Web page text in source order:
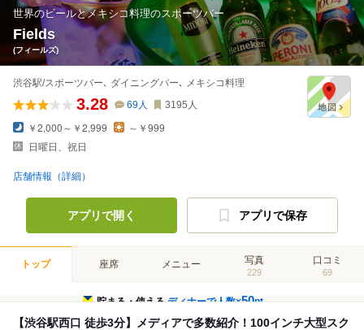
世界のビールとメキシコ料理のスポーツバー
Fields
(フィールズ)
渋谷駅/スポーツバー､ ダイニングバー､ メキシコ料理
3.28 69人 3195 人
￥2,000～￥2,999
～￥999
日曜日、祝日
店舗情報（詳細）
アプリで開く アプリで保存
トップ 座席 メニュー 写真
229
口コミ
69
貯まる・使えるディナーで人数×50pt
【渋谷駅西口 徒歩3分】メディアで多数紹介！100インチ大型スク